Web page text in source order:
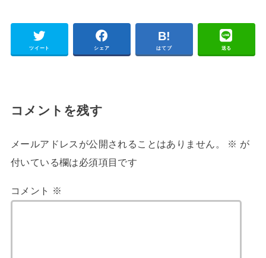
ツイート シェア はてブ 送る
コメントを残す
メールアドレスが公開されることはありません。 ※ が
付いている欄は必須項目です
コメント ※